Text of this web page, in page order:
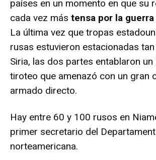
países en un momento en que su
cada vez más tensa por la
La última vez que tropas
rusas estuvieron estacionadas
Siria, las dos partes entablaron un
tiroteo que amenazó con un gran
armado directo.
Hay entre 60 y 100 rusos en
primer secretario del
norteamericana.